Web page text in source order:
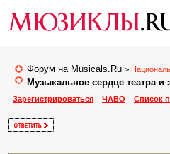
Форум на Musicals.Ru >
Музыкальное сердце театра и
Зарегистрироваться ЧАВО Список